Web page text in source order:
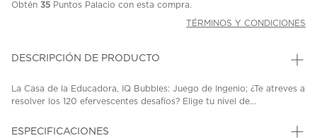
Obtén 35 Puntos Palacio con esta compra.
TÉRMINOS Y CONDICIONES
DESCRIPCIÓN DE PRODUCTO
La Casa de la Educadora, IQ Bubbles: Juego de Ingenio; ¿Te atreves a
resolver los 120 efervescentes desafíos? Elige tu nivel de...
ESPECIFICACIONES